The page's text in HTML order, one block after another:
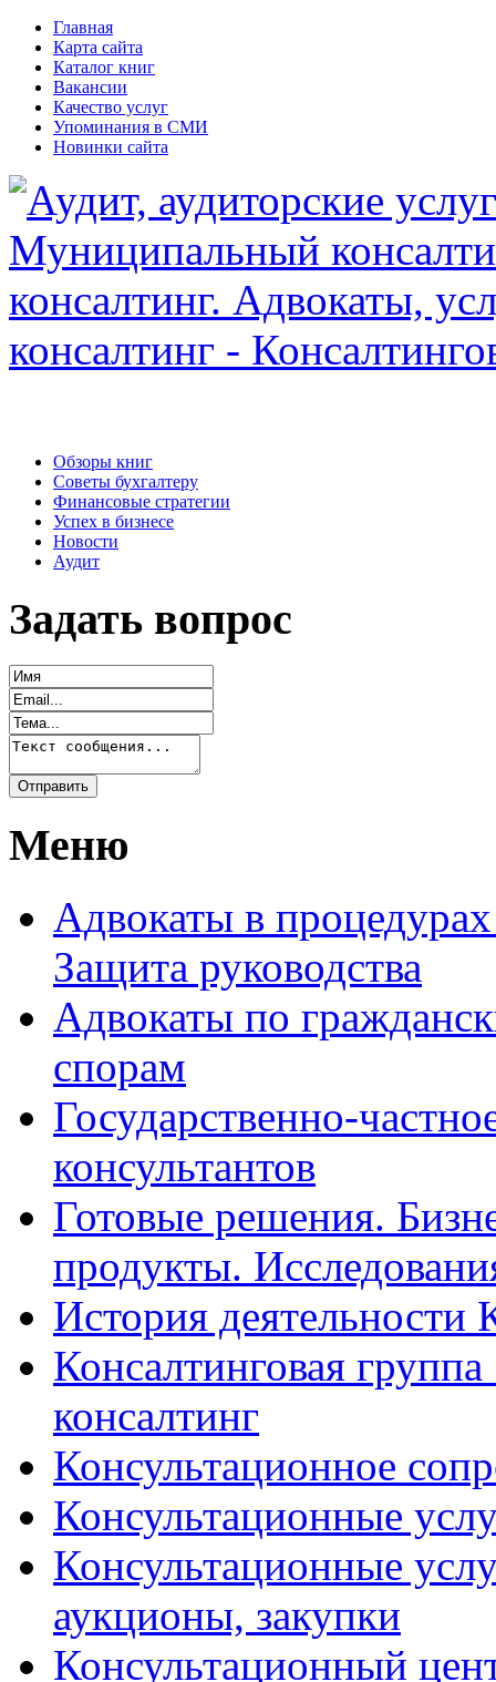
Главная
Карта сайта
Каталог книг
Вакансии
Качество услуг
Упоминания в СМИ
Новинки сайта
Обзоры книг
Советы бухгалтеру
Финансовые стратегии
Успех в бизнесе
Новости
Аудит
Задать вопрос
Меню
Адвокаты в
Защита руководства
Адвокаты по
спорам
Государственно-
консультантов
Готовые решения.
продукты.
История деятельности
Консалтинговая
консалтинг
Консультационное
Консультационные
Консультационные
аукционы, закупки
Консультационный